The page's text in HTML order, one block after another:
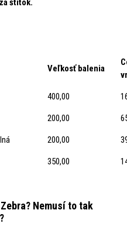
štítok.
Veľkosť balenia
400,00
200,00
200,00
350,00
Nemusí to tak